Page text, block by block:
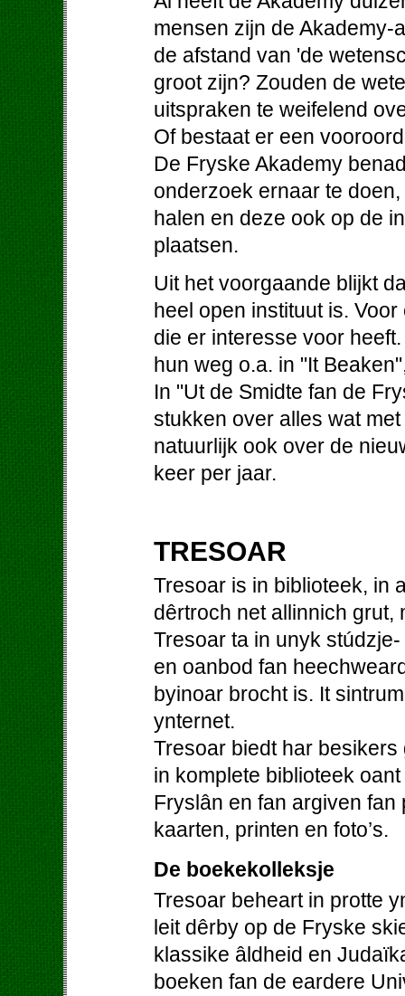
mensen zijn de Akademy-
de afstand van 'de
groot zijn? Zouden de
uitspraken te weifelend
Of bestaat er een
De Fryske Akademy
onderzoek ernaar te
halen en deze ook op de
plaatsen.
Uit het voorgaande blijkt
heel open instituut is.
die er interesse voor
hun weg o.a. in "It
In "Ut de Smidte fan de
stukken over alles wat
natuurlijk ook over de
keer per jaar.
TRESOAR
Tresoar is in biblioteek, in
dêrtroch net allinnich grut,
Tresoar ta in unyk
en oanbod fan
byinoar brocht is. It
ynternet.
Tresoar biedt har
in komplete biblioteek
Fryslân en fan argiven
kaarten, printen en foto’s.
De boekekolleksje
Tresoar beheart in protte
leit dêrby op de Fryske
klassike âldheid en
boeken fan de eardere